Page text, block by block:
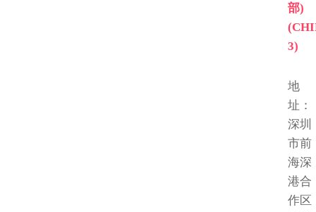
部)
3)
地
址：
深圳
市前
海深
港合
作区